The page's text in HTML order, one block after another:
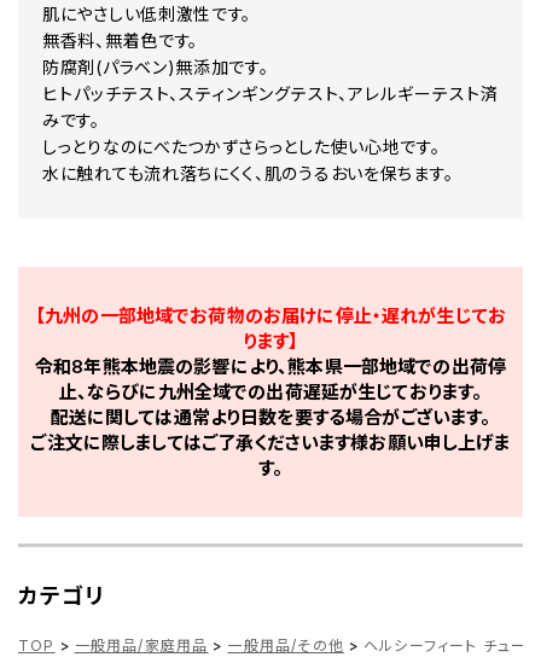
肌にやさしい低刺激性です。
無香料、無着色です。
防腐剤(パラベン)無添加です。
ヒトパッチテスト、スティンギングテスト、アレルギーテスト済
みです。
しっとりなのにべたつかずさらっとした使い心地です。
水に触れても流れ落ちにくく、肌のうるおいを保ちます。
【九州の一部地域でお荷物のお届けに停止・遅れが生じてお
ります】
令和8年熊本地震の影響により、熊本県一部地域での出荷停
止、ならびに九州全域での出荷遅延が生じております。
配送に関しては通常より日数を要する場合がございます。
ご注文に際しましてはご了承くださいます様お願い申し上げま
す。
カテゴリ
TOP > 一般用品/家庭用品 > 一般用品/その他 > ヘルシーフィート チュー